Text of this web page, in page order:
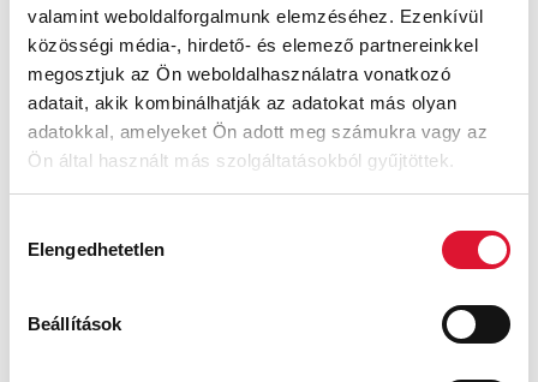
valamint weboldalforgalmunk elemzéséhez. Ezenkívül
közösségi média-, hirdető- és elemező partnereinkkel
megosztjuk az Ön weboldalhasználatra vonatkozó
adatait, akik kombinálhatják az adatokat más olyan
adatokkal, amelyeket Ön adott meg számukra vagy az
Ön által használt más szolgáltatásokból gyűjtöttek.
kiválasztása
Elengedhetetlen
Beállítások
Név *
Vezetéknév
Email *